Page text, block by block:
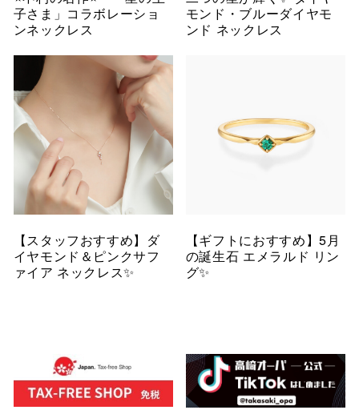
子さま」コラボレーショ
ンネックレス
モンド・ブルーダイヤモ
ンド ネックレス
【スタッフおすすめ】ダ
イヤモンド＆ピンクサフ
ァイア ネックレス✨
【ギフトにおすすめ】5月
の誕生石 エメラルド リン
グ✨